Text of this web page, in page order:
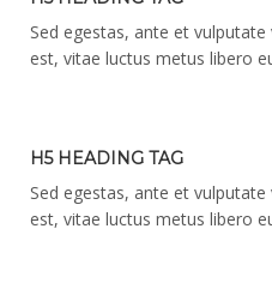
Sed egestas, ante et
est, vitae luctus metus libero
H5 HEADING TAG
Sed egestas, ante et
est, vitae luctus metus libero